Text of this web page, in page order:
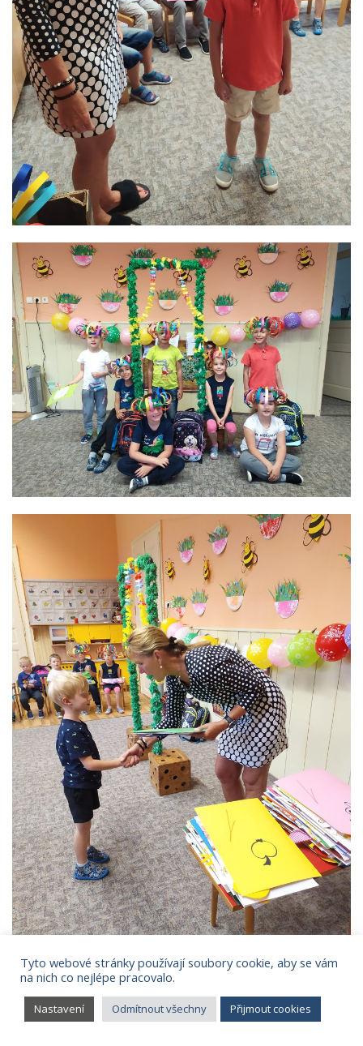
Tyto webové stránky používají soubory cookie, aby se vám
na nich co nejlépe pracovalo.
Nastavení Odmítnout všechny Přijmout cookies